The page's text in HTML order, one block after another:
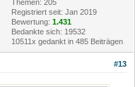
Themen: 205
Registriert seit: Jan 2019
Bewertung: 1.431
Bedankte sich: 19532
10511x gedankt in 485 Beiträgen
#13